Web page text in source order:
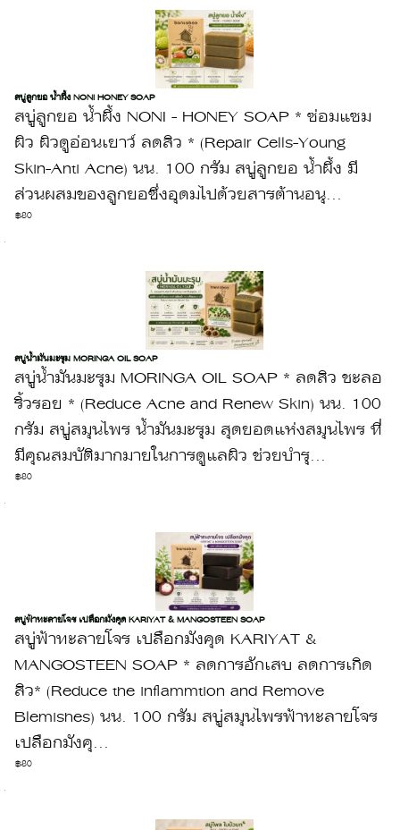
สบู่ลูกยอ น้ำผึ้ง NONI HONEY SOAP
สบู่ลูกยอ น้ำผึ้ง NONI - HONEY SOAP * ซ่อมแซม
ผิว ผิวดูอ่อนเยาว์ ลดสิว * (Repair Cells-Young
Skin-Anti Acne) นน. 100 กรัม สบู่ลูกยอ น้ำผึ้ง มี
ส่วนผสมของลูกยอซึ่งอุดมไปด้วยสารต้านอนุ...
฿80
สบู่น้ำมันมะรุม MORINGA OIL SOAP
สบู่น้ำมันมะรุม MORINGA OIL SOAP * ลดสิว ชะลอ
ริ้วรอย * (Reduce Acne and Renew Skin) นน. 100
กรัม สบู่สมุนไพร น้ำมันมะรุม สุดยอดแห่งสมุนไพร ที่
มีคุณสมบัติมากมายในการดูแลผิว ช่วยบำรุ...
฿80
สบู่ฟ้าทะลายโจร เปลือกมังคุด KARIYAT & MANGOSTEEN SOAP
สบู่ฟ้าทะลายโจร เปลือกมังคุด KARIYAT &
MANGOSTEEN SOAP * ลดการอักเสบ ลดการเกิด
สิว* (Reduce the inflammtion and Remove
Blemishes) นน. 100 กรัม สบู่สมุนไพรฟ้าทะลายโจร
เปลือกมังคุ...
฿80